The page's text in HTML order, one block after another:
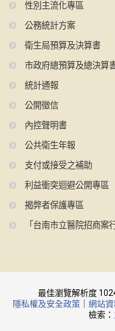
性別主流化專區
公務統計方案
衛生局預算及決算書
市政府總預算及總決算
統計通報
公開徵信
內控聲明書
公共衛生年報
支付或接受之補助
利益衝突迴避公開專區
揭弊者保護專區
「台南市立醫院招商案
最佳瀏覽解析度
隱私權及安全政策
網站
檢索：